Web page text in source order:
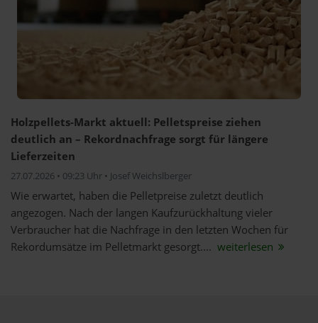
Holzpellets-Markt aktuell: Pelletspreise ziehen
deutlich an – Rekordnachfrage sorgt für längere
Lieferzeiten
27.07.2026 • 09:23 Uhr • Josef Weichslberger
Wie erwartet, haben die Pelletpreise zuletzt deutlich
angezogen. Nach der langen Kaufzurückhaltung vieler
Verbraucher hat die Nachfrage in den letzten Wochen für
Rekordumsätze im Pelletmarkt gesorgt.... weiterlesen